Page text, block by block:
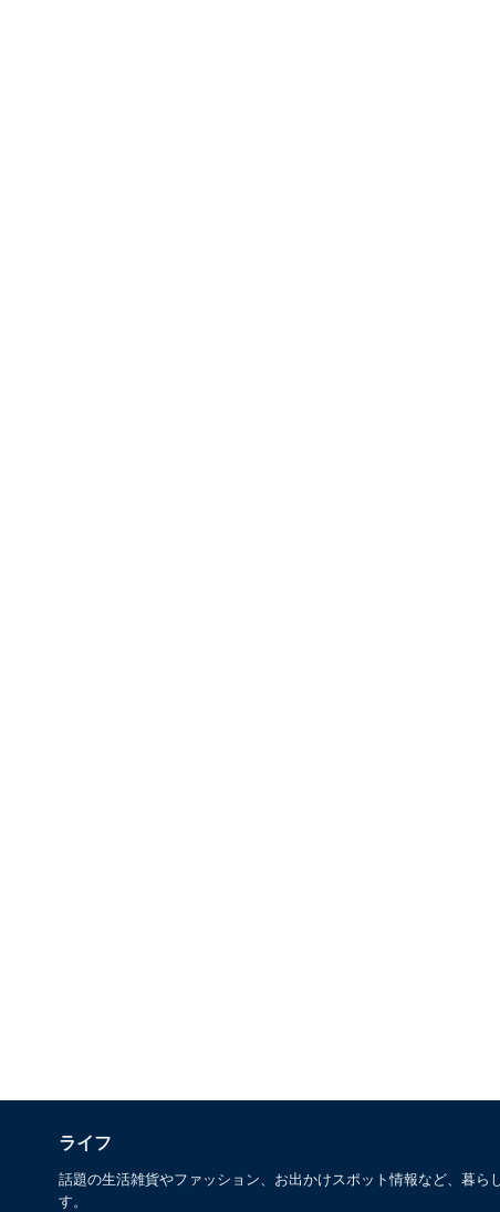
ライフ
話題の生活雑貨やファッション、お出かけスポット情報など、暮
す。